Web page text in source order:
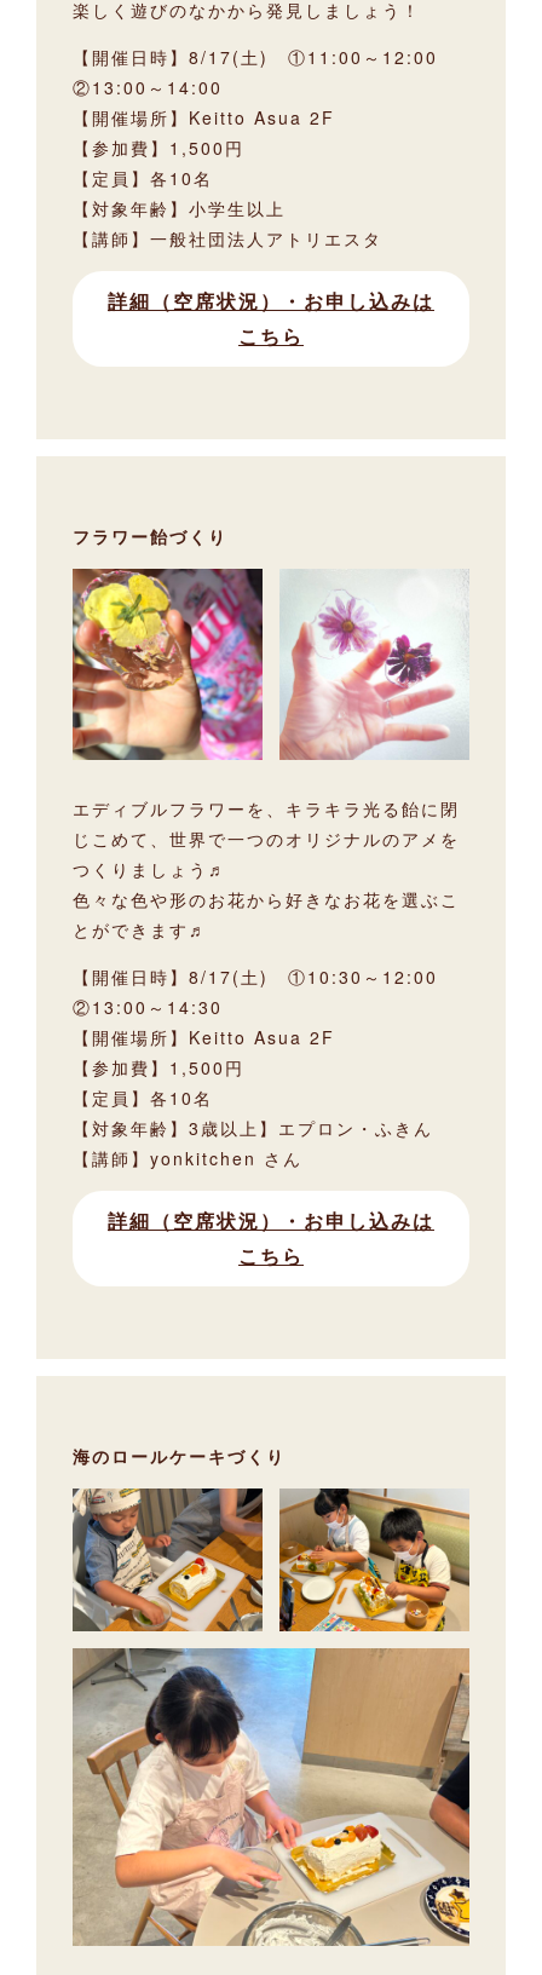
楽しく遊びのなかから発見しましょう！
【開催日時】8/17(土) ①11:00～12:00
②13:00～14:00
【開催場所】Keitto Asua 2F
【参加費】1,500円
【定員】各10名
【対象年齢】小学生以上
【講師】一般社団法人アトリエスタ
詳細（空席状況）・お申し込みは
こちら
フラワー飴づくり
エディブルフラワーを、キラキラ光る飴に閉
じこめて、世界で一つのオリジナルのアメを
つくりましょう♬
色々な色や形のお花から好きなお花を選ぶこ
とができます♬
【開催日時】8/17(土) ①10:30～12:00
②13:00～14:30
【開催場所】Keitto Asua 2F
【参加費】1,500円
【定員】各10名
【対象年齢】3歳以上】エプロン・ふきん
【講師】yonkitchen さん
詳細（空席状況）・お申し込みは
こちら
海のロールケーキづくり